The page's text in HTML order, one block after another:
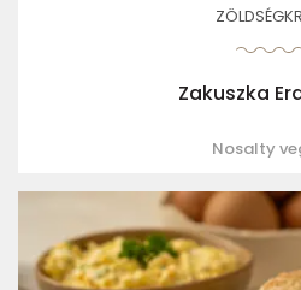
Zakuszka
Nosalty